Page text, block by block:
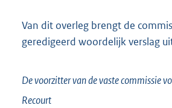
Van dit overleg brengt de
geredigeerd woordelijk verslag
De voorzitter van de vaste commissie
Recourt